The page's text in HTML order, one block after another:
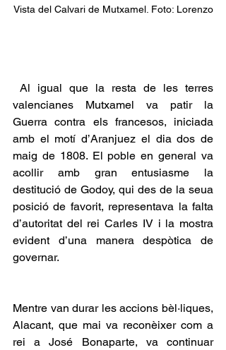
Vista del Calvari de Mutxamel. Foto: Lorenzo
valencianes Mutxamel va patir la
Guerra contra els francesos, iniciada
amb el motí d’Aranjuez el dia dos de
maig de 1808. El poble en general va
acollir amb gran entusiasme la
destitució de Godoy, qui des de la seua
posició de favorit, representava la falta
d’autoritat del rei Carles IV i la mostra
evident d’una manera despòtica de
governar.
Mentre van durar les accions bèl·liques,
Alacant, que mai va reconèixer com a
rei a José Bonaparte, va continuar